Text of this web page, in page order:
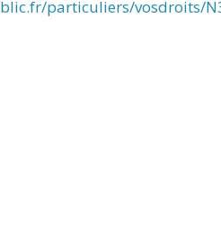
particuliers/vosdroits/